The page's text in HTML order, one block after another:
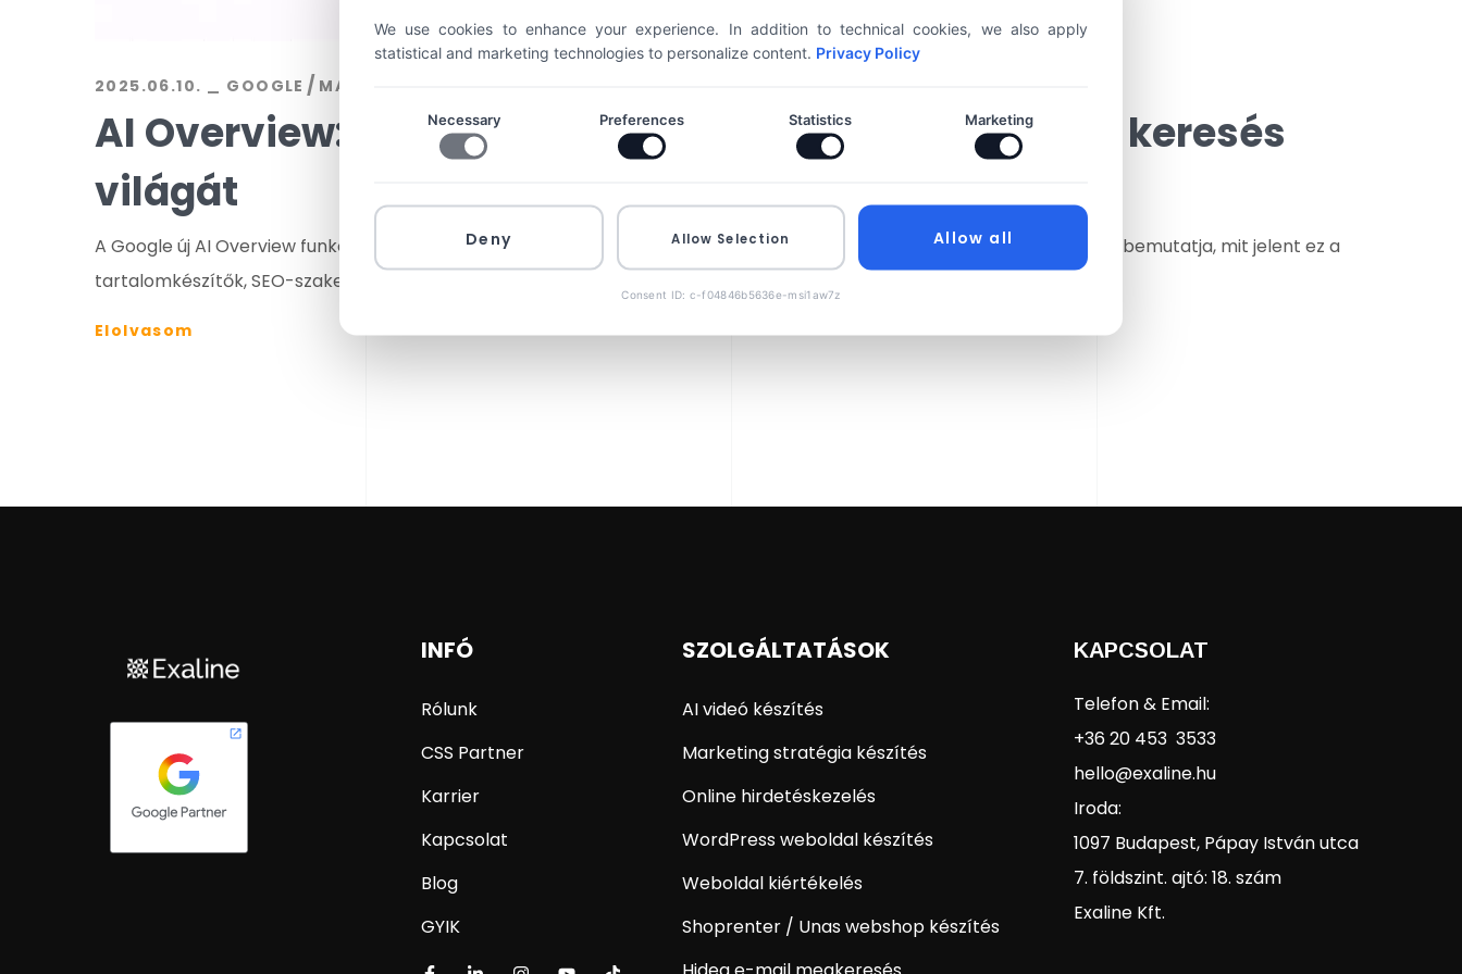
2025.06.10. GOOGLE MARKETING
AI Overview: A Google új funkciója, ami átalakítja a keresés
világát
A Google új AI Overview funkciója teljesen átalakítja, hogyan keresünk, és hogyan jutnak el hozzánk a látogatók. Ez a cikk bemutatja, mit jelent ez a
tartalomkészítők, SEO-szakemberek és marketingesek számára, és hogyan lehet alkalmazkodni a változáshoz.
Elolvasom
INFÓ
Rólunk
CSS Partner
Karrier
Kapcsolat
Blog
GYIK
SZOLGÁLTATÁSOK
AI videó készítés
Marketing stratégia készítés
Online hirdetéskezelés
WordPress weboldal készítés
Weboldal kiértékelés
Shoprenter / Unas webshop készítés
KAPCSOLAT
Telefon & Email:
+36 20 453 3533
hello@exaline.hu
Iroda:
1097 Budapest, Pápay István utca
7. földszint. ajtó: 18. szám
Exaline Kft.
We use cookies to enhance your experience. In addition to technical cookies, we also apply
statistical and marketing technologies to personalize content. Privacy Policy
Necessary Preferences Statistics Marketing
Deny Allow Selection Allow all
Consent ID: c-f04846b5636e-msi1aw7z